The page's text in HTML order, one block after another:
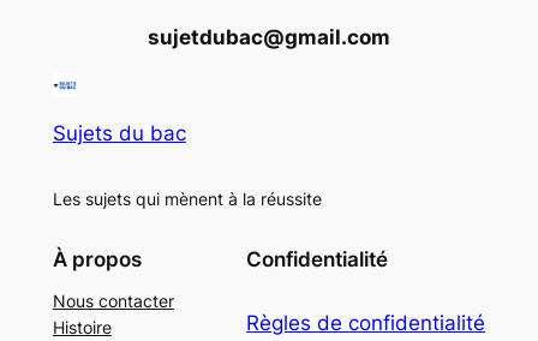
sujetdubac@gmail.com
Sujets du bac
Les sujets qui mènent à la réussite
À propos
Nous contacter
Histoire
Confidentialité
Règles de confidentialité